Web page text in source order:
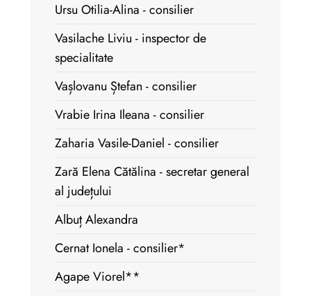
Ursu Otilia-Alina - consilier
Vasilache Liviu - inspector de
specialitate
Vașlovanu Ștefan - consilier
Vrabie Irina Ileana - consilier
Zaharia Vasile-Daniel - consilier
Zară Elena Cătălina - secretar general
al județului
Albuț Alexandra
Cernat Ionela - consilier*
Agape Viorel**